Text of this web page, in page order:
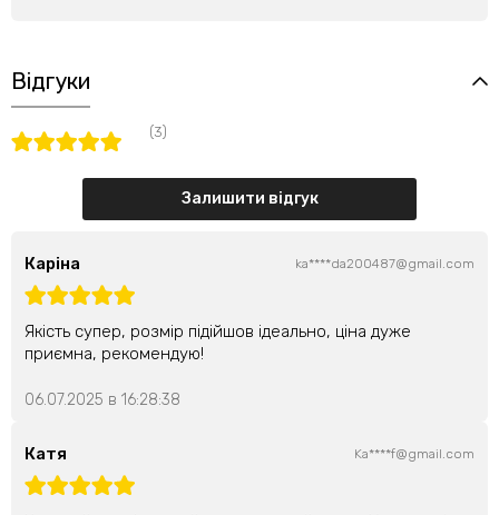
Відгуки
(3)
Залишити відгук
Каріна ka****da200487@gmail.com
Якість супер, розмір підійшов ідеально, ціна дуже
приємна, рекомендую!
06.07.2025 в 16:28:38
Катя Ka****f@gmail.com